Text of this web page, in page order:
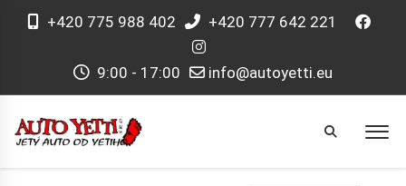
+420 775 988 402 +420 777 642 221
9:00 - 17:00 info@autoyetti.eu